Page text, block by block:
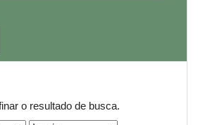
o resultado de busca.